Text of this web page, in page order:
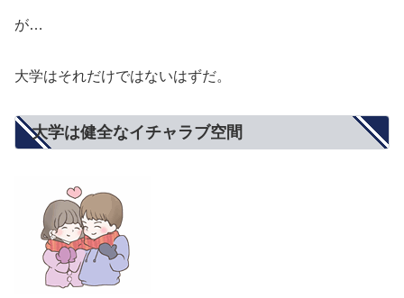
が…
大学はそれだけではないはずだ。
大学は健全なイチャラブ空間